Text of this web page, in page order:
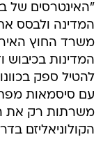
"האינטרסים של
המדינה ולבסס
משרד החוץ
המדינות בכיבוש
להטיל ספק
עם סיסמאות
משרתות רק את
הקולוניאליזם